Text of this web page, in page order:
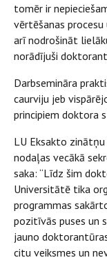
tomēr ir
vērtēšanas
arī nodrošināt
norādījuši
Darbsemināra
caurviju jeb
principiem doktora
LU Eksakto
nodaļas vecākā
saka: “Līdz šim
Universitātē tika
programmas
pozitīvās puses un
jauno
citu veiksmes un